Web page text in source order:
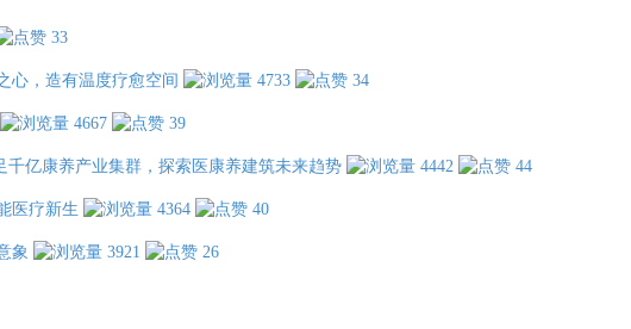
33
心，造有温度疗愈空间 4733 34
4667 39
亿康养产业集群，探索医康养建筑未来趋势 4442 44
医疗新生 4364 40
象 3921
26